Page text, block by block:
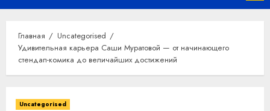
меню
Главная
Uncategorised
Удивительная карьера Саши Муратовой — от начинающего
стендап-комика до величайших достижений
Uncategorised